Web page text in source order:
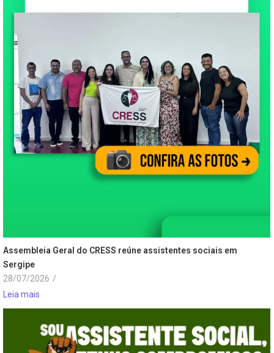
Assembleia Geral do CRESS reúne assistentes sociais em
Sergipe
28/07/2026 /
Leia mais